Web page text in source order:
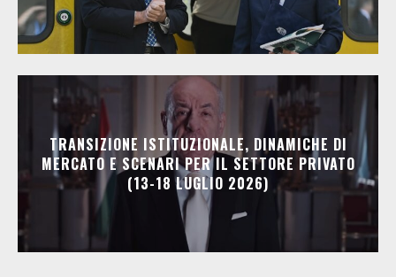
TRANSIZIONE ISTITUZIONALE, DINAMICHE DI
MERCATO E SCENARI PER IL SETTORE PRIVATO
(13-18 LUGLIO 2026)